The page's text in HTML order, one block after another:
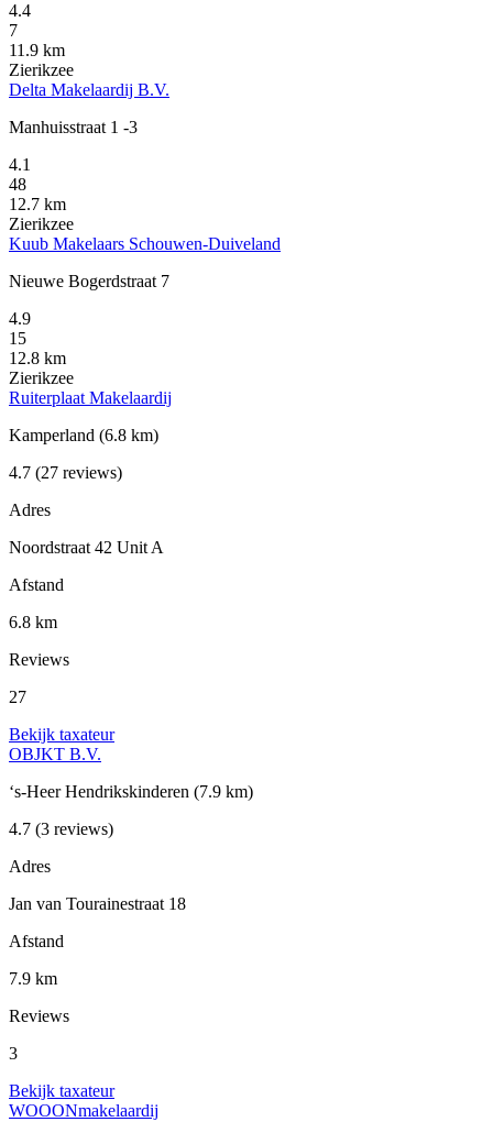
4.4
7
11.9 km
Zierikzee
Delta Makelaardij B.V.
Manhuisstraat 1 -3
4.1
48
12.7 km
Zierikzee
Kuub Makelaars Schouwen-Duiveland
Nieuwe Bogerdstraat 7
4.9
15
12.8 km
Zierikzee
Ruiterplaat Makelaardij
Kamperland (6.8 km)
4.7 (27 reviews)
Adres
Noordstraat 42 Unit A
Afstand
6.8 km
Reviews
27
Bekijk taxateur
OBJKT B.V.
‘s-Heer Hendrikskinderen (7.9 km)
4.7 (3 reviews)
Adres
Jan van Tourainestraat 18
Afstand
7.9 km
Reviews
3
Bekijk taxateur
WOOONmakelaardij